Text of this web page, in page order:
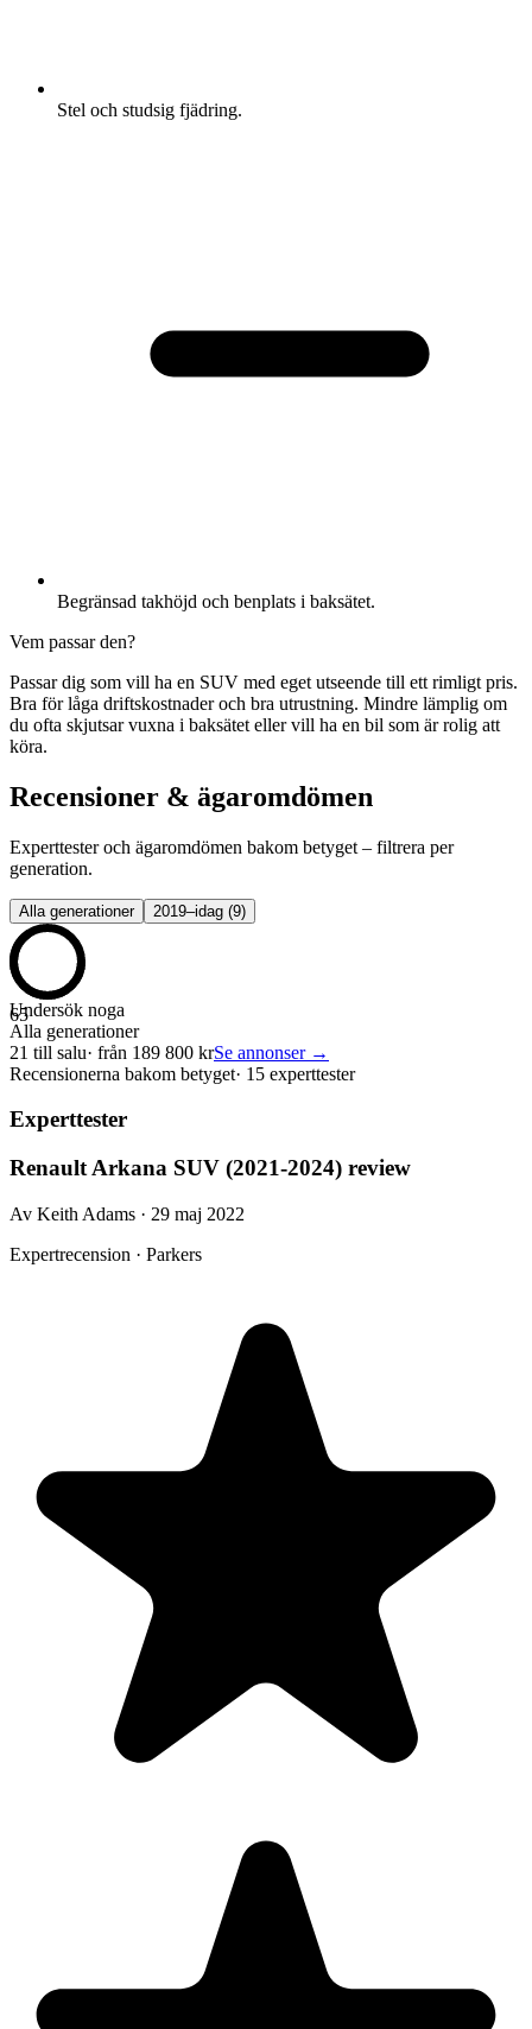
Stel och studsig fjädring.
Begränsad takhöjd och benplats i baksätet.
Vem passar den?
Passar dig som vill ha en SUV med eget utseende till ett rimligt pris.
Bra för låga driftskostnader och bra utrustning. Mindre lämplig om
du ofta skjutsar vuxna i baksätet eller vill ha en bil som är rolig att
köra.
Recensioner & ägaromdömen
Experttester och ägaromdömen bakom betyget – filtrera per
generation.
Alla generationer 2019–idag (9)
65
Undersök noga
Alla generationer
21 till salu· från 189 800 krSe annonser →
Recensionerna bakom betyget· 15 experttester
Experttester
Renault Arkana SUV (2021-2024) review
Av Keith Adams · 29 maj 2022
Expertrecension · Parkers